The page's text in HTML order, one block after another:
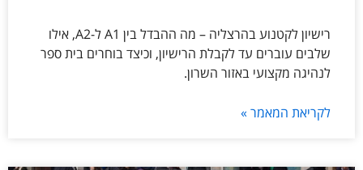
רישיון לקטנוע בהרצליה – מה ההבדל בין A1 ל-A2, אילו
שלבים עוברים עד לקבלת הרישיון, וכיצד בוחרים בית ספר
לנהיגה מקצועי באזור השרון.
לקריאת המאמר »